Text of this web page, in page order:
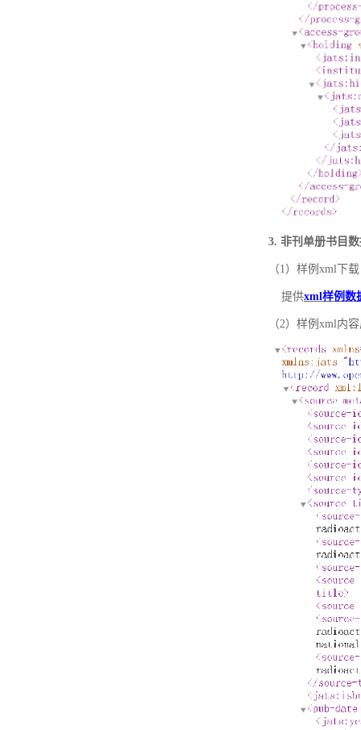
3. 非刊单册书目
（1）样例xml下载
提供xml样例数
（2）样例xml内